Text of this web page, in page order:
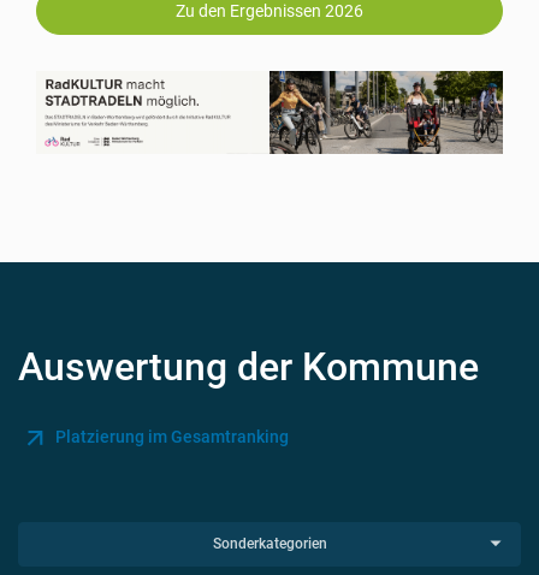
Zu den Ergebnissen 2026
Auswertung der Kommune
Platzierung im Gesamtranking
Sonderkategorien